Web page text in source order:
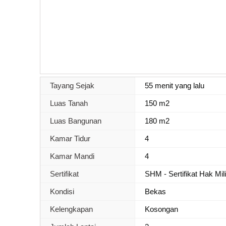
Tayang Sejak 55 menit yang lalu
Luas Tanah 150 m2
Luas Bangunan 180 m2
Kamar Tidur 4
Kamar Mandi 4
Sertifikat SHM - Sertifikat Hak
Kondisi Bekas
Kelengkapan Kosongan